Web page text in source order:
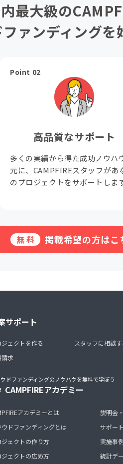
最大級の
ァンディングを
Point 02
高品質なサポート
多くの実績から得た成功ノウハ
元に、CAMPFIREスタッフがあ
のプロジェクトをサポートしま
無料 掲載希望の方はこ
サポート
ジェクトを作る
求
スタッフに相談す
ドファンディングのノウハウを無料で学ぼう
CAMPFIREアカデミー
アカデミーとは
ウドファンディングとは
ジェクトの作り方
ジェクトの広め方
説明会
サポー
実施事例
統計デ